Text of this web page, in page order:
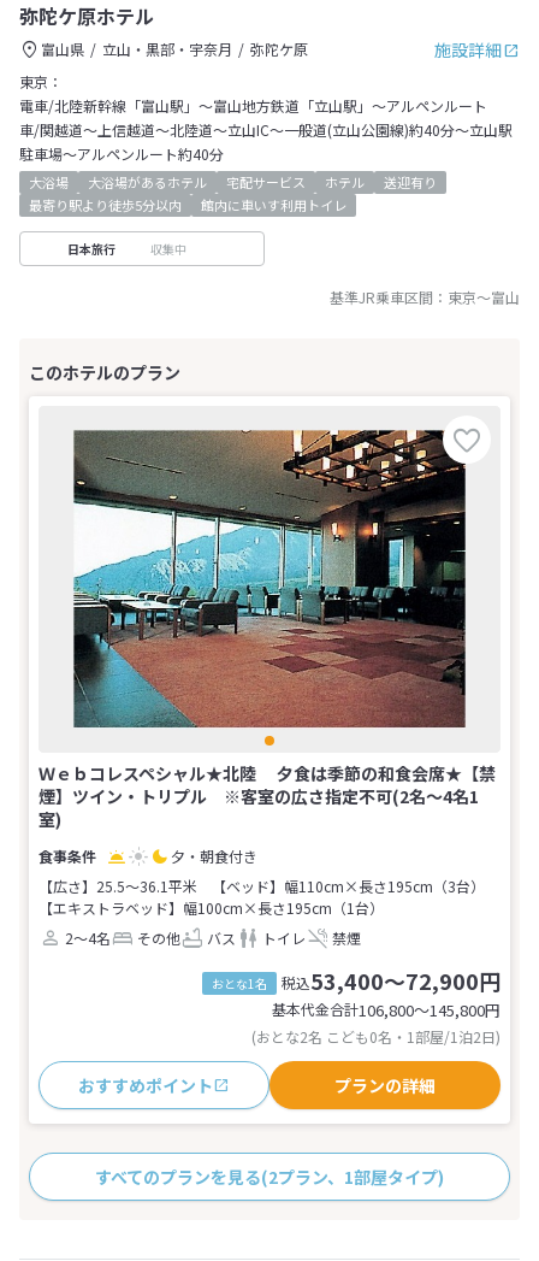
弥陀ケ原ホテル
施設詳細
富山県 立山・黒部・宇奈月
弥陀ケ原
東京：
電車/北陸新幹線「富山駅」～富山地方鉄道「立山駅」～アルペンルート
車/関越道～上信越道～北陸道～立山IC～一般道(立山公園線)約40分～立山駅
駐車場～アルペンルート約40分
大浴場 大浴場があるホテル 宅配サービス ホテル
送迎有り
最寄り駅より徒歩5分以内
館内に車いす利用トイレ
日本旅行 収集中
基準JR乗車区間： 東京～富山
Ｗｅｂコレスペシャル★北陸 夕食は季節の和食会席★【禁
煙】ツイン・トリプル ※客室の広さ指定不可(2名～4名1
室)
夕・朝食付き
【広さ】25.5～36.1平米
【ベッド】幅110cm×長さ195cm（3台）
【エキストラベッド】幅100cm×長さ195cm（1台）
2～4名
その他 バス トイレ 禁煙
おとな1名 税込53,400～72,900円
基本代金合計106,800〜145,800円
(おとな2名 こども0名・1部屋/1泊2日)
おすすめポイント プランの詳細
すべてのプランを見る(2プラン、1部屋タイプ)